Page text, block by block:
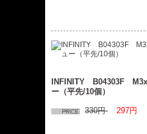
INFINITY B04303F
ー（平先/10個）
330円 297円